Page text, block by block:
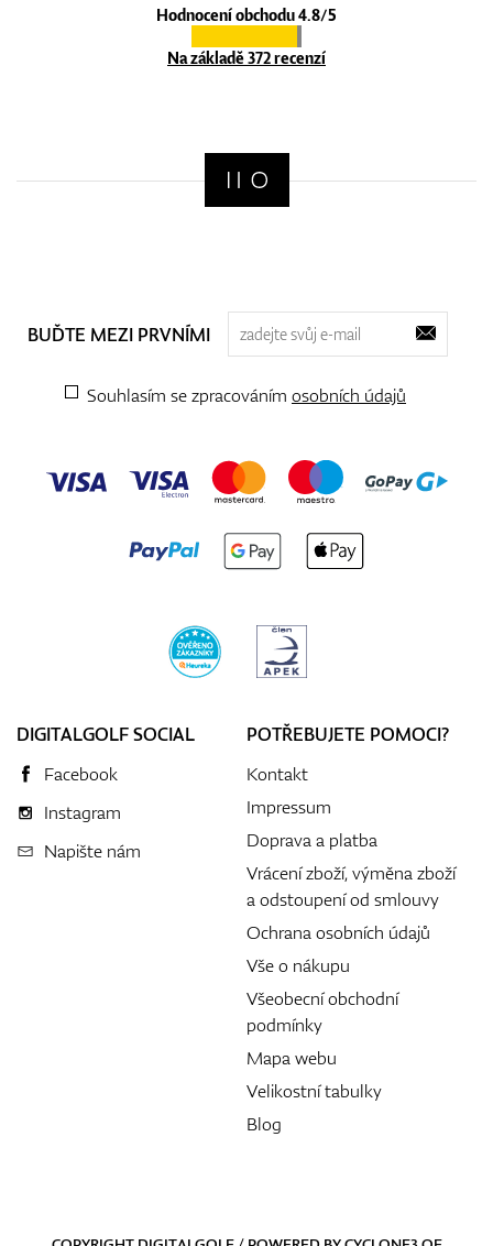
Hodnocení obchodu 4.8/5
Na základě 372 recenzí
BUĎTE MEZI PRVNÍMI
Souhlasím se zpracováním osobních údajů
DIGITALGOLF SOCIAL
Facebook
Instagram
Napište nám
POTŘEBUJETE POMOCI?
Kontakt
Impressum
Doprava a platba
Vrácení zboží, výměna zboží
a odstoupení od smlouvy
Ochrana osobních údajů
Vše o nákupu
Všeobecní obchodní
podmínky
Mapa webu
Velikostní tabulky
Blog